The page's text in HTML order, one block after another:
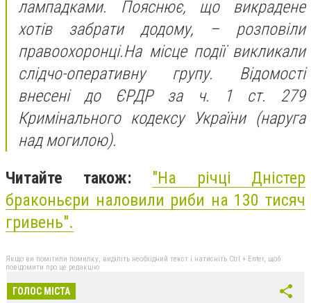
лампадками. Пояснює, що викрадене
хотів забрати додому, – розповіли
правоохоронці.На місце події викликали
слідчо-оперативну групу. Відомості
внесені до ЄРДР за ч. 1 ст. 279
Кримінального кодексу України (наруга
над могилою).
Читайте також: "На річці Дністер
браконьєри наловили риби на 130 тисяч
гривень".
Якщо ви помітили помилку, виділіть необхідний текст і натисніть Ctrl + Enter, щоб
повідомити про це редакцію
ГОЛОС МІСТА